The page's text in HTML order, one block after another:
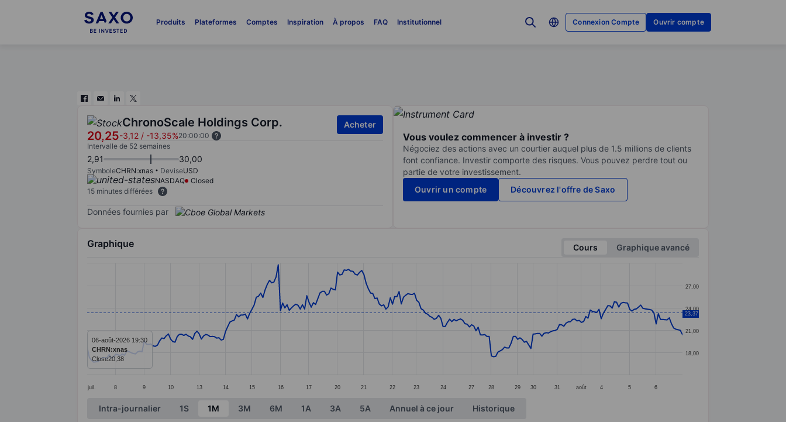
Produits Plateformes Comptes Inspiration À propos FAQ Institutionnel Connexion Compte Ouvrir compte
ChronoScale Holdings Corp.
20,25-3,12 / -13,35%20:00:00
Acheter
Intervalle de 52 semaines
2,91 30,00
SymboleCHRN:xnas DeviseUSD
NASDAQ
Closed
15 minutes différées
Données fournies par
Vous voulez commencer à investir ?
Négociez des actions avec un courtier auquel plus de 1.5 millions de clients
font confiance. Investir comporte des risques. Vous pouvez perdre tout ou
partie de votre investissement.
Ouvrir un compte
Découvrez l'offre de Saxo
Graphique Cours
Graphique avancé
The chart has 1 X axis displaying categories.
The chart has 1 Y axis displaying values. Data ranges from 16.68 to 29.81.
juil. 8 9 10 13 14 15 16 17 20 21 22 23 24 27 28 29 30 31 août 4 5 6
18,00
21,00
24,00
27,00
23,37
06-août-2026 19:30
CHRN:xnas
Close20,38
End of interactive chart.
Intra-journalier 1S 1M 3M 6M 1A 3A 5A Annuel à ce jour Historique